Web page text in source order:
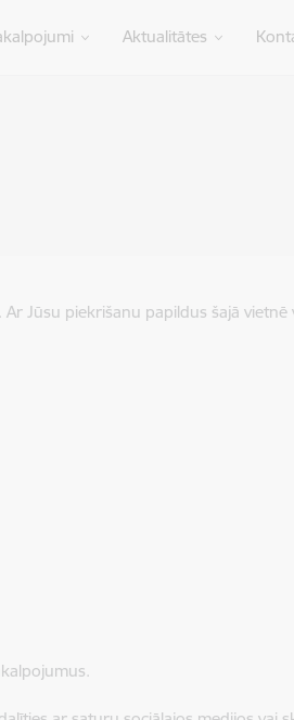
Aktualitātes
Jūsu piekrišanu papildus šajā